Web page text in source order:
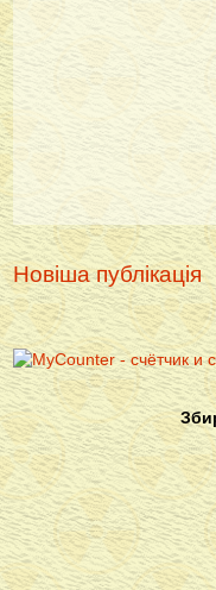
Новіша публікація